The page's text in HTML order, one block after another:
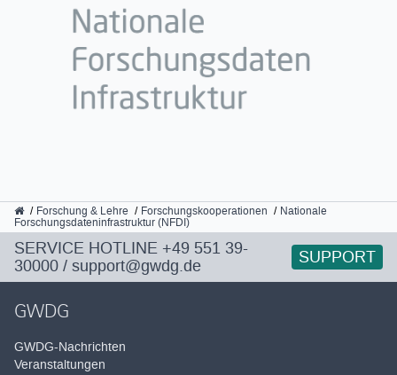
GWDG
Forschung & Lehre Forschungskooperationen
Nationale
Forschungsdateninfrastruktur (NFDI)
SERVICE HOTLINE +49 551 39-
30000 / support@gwdg.de SUPPORT
GWDG
GWDG-Nachrichten
Veranstaltungen